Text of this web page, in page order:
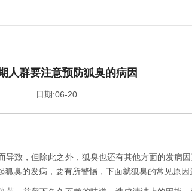
人群要注意预防狐臭的病因
日期:06-20
导致，但除此之外，狐臭也还有其他方面的发病
臭的发病，要有所警惕，下面就狐臭的常见原因